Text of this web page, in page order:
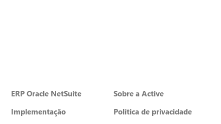
ERP Oracle NetSuite
Implementação
Sobre a Active
Política de privacidade